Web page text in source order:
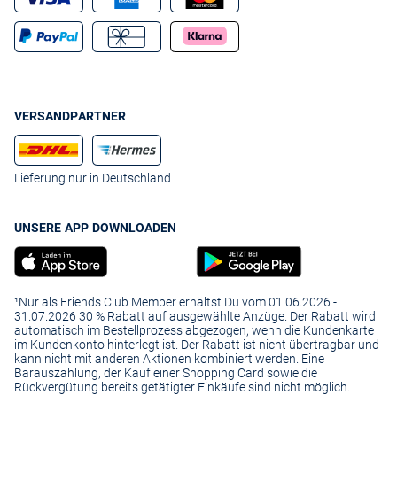
VERSANDPARTNER
Lieferung nur in Deutschland
UNSERE APP DOWNLOADEN
¹Nur als Friends Club Member erhältst Du vom 01.06.2026 -
31.07.2026 30 % Rabatt auf ausgewählte Anzüge. Der Rabatt wird
automatisch im Bestellprozess abgezogen, wenn die Kundenkarte
im Kundenkonto hinterlegt ist. Der Rabatt ist nicht übertragbar und
kann nicht mit anderen Aktionen kombiniert werden. Eine
Barauszahlung, der Kauf einer Shopping Card sowie die
Rückvergütung bereits getätigter Einkäufe sind nicht möglich.